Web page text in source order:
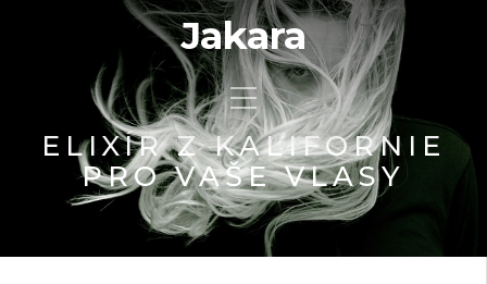
Jakara
ELIXÍR Z KALIFORNIE
PRO VAŠE VLASY